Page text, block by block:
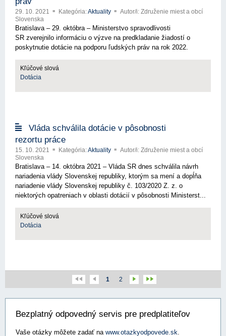
29. 10. 2021 Kategória:Aktuality
Autor/i: Združenie miest a obcí
Slovenska
Bratislava – 29. októbra – Ministerstvo spravodlivosti
SR zverejnilo informáciu o výzve na predkladanie žiadostí o
poskytnutie dotácie na podporu ľudských práv na rok 2022.
Kľúčové slová
Dotácia
Vláda schválila dotácie v pôsobnosti
rezortu práce
15. 10. 2021 Kategória:Aktuality
Autor/i: Združenie miest a obcí
Slovenska
Bratislava – 14. októbra 2021 – Vláda SR dnes schválila návrh
nariadenia vlády Slovenskej republiky, ktorým sa mení a dopĺňa
nariadenie vlády Slovenskej republiky č. 103/2020 Z. z. o
niektorých opatreniach v oblasti dotácií v pôsobnosti Ministerst...
Kľúčové slová
Dotácia
1 2
Bezplatný odpovedný servis pre predplatiteľov
Vaše otázky môžete zadať na www.otazkyodpovede.sk.